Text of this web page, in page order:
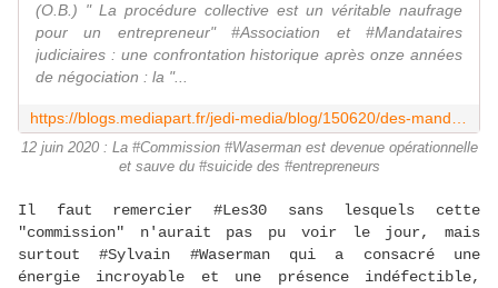
(O.B.) " La procédure collective est un véritable naufrage
pour un entrepreneur" #Association et #Mandataires
judiciaires : une confrontation historique après onze années
de négociation : la "...
12 juin 2020 : La #Commission #Waserman est devenue opérationnelle
et sauve du #suicide des #entrepreneurs
Il faut remercier #Les30 sans lesquels cette
"commission" n'aurait pas pu voir le jour, mais
surtout #Sylvain #Waserman qui a consacré une
énergie incroyable et une présence indéfectible,